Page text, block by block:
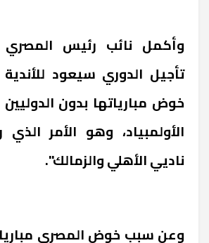
وأكمل نائب رئيس المصري
تأجيل الدوري سيعود
خوض مبارياتها بدون
الأولمبياد، وهو الأمر
ناديي الأهلي والزمالك".
وعن سبب خوض المصري